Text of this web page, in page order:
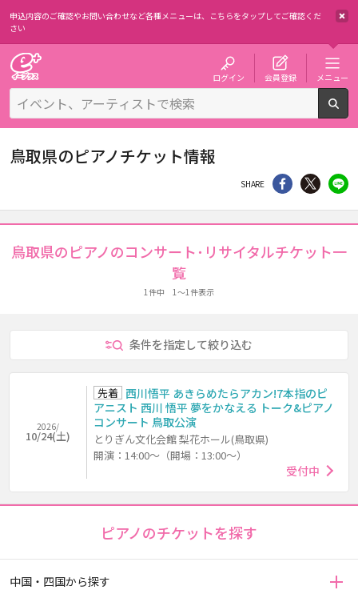
申込内容のご確認やお問い合わせなど各種メニューは、 こちらをタップしてご確認くだ
さい
ログイン 会員登録 メニュー
鳥取県のピアノチケット情報
SHARE シェア Twitter
鳥取県のピアノのコンサート･リサイタルチケット一
覧
1件中 1～1件表示
条件を指定して絞り込む
2026/
10/24(土)
先着 西川悟平 あきらめたらアカン!7本指のピ
アニスト 西川 悟平 夢をかなえる トーク&ピアノ
コンサート 鳥取公演
とりぎん文化会館 梨花ホール(鳥取県)
開演：14:00～（開場：13:00～）
受付中
ピアノのチケットを探す
中国・四国から探す